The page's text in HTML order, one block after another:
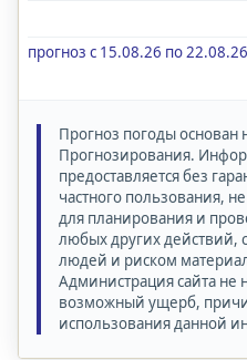
прогноз с 15.08.26 по 22.08.26
Прогноз погоды
Прогнозирования.
предоставляется без
частного пользования,
для планирования и
любых других действий,
людей и риском
Администрация сайта не
возможный ущерб,
использования данной